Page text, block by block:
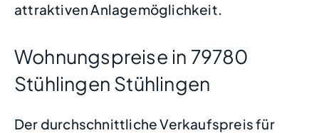
attraktiven Anlagemöglichkeit.
Wohnungspreise in 79780
Stühlingen Stühlingen
Der durchschnittliche Verkaufspreis für